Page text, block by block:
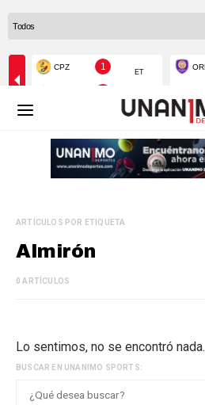
ARTÍCULOS POR ETIQUETA
Almirón
0 ARTÍCULOS
Lo sentimos, no se encontró nada.
BUSCAR EN UNANIMO SPORTS: